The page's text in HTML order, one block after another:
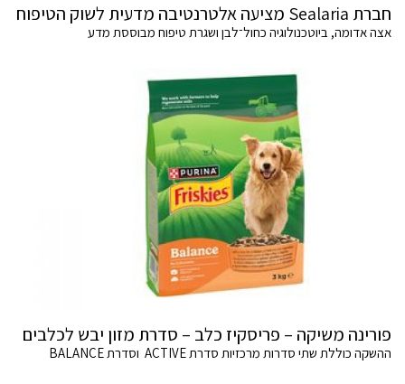
חברת Sealaria מציעה אלטרנטיבה מדעית לשוק הטיפוח
אצה אדומה, ביוטכנולוגיה כחול־לבן ושגרת טיפוח מבוססת מדע
פורינה משיקה – פריסקיז כלב – סדרת מזון יבש לכלבים
ההשקה כוללת שתי סדרות מרכזיות סדרת ACTIVE וסדרת BALANCE